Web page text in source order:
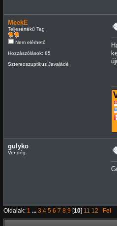
MeekE
Teljesértékű Tag
Nem elérhető
Hozzászólások: 85
Sztereoszuptikus Javaládé
gulyko
Vendég
Oldalak: 1 ... 3 4 5 6 7 8 9 [10] 11 12 Fel